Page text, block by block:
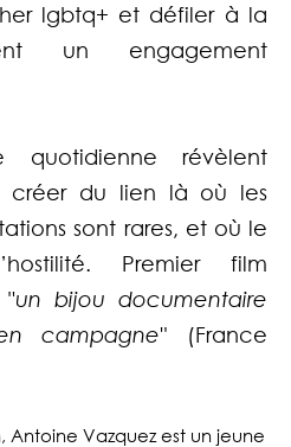
lgbtq+ et défiler à la
un engagement
révèlent
créer du lien là où les
sont rares, et où le
Premier film
"un bijou documentaire
campagne" (France
Antoine Vazquez est un jeune